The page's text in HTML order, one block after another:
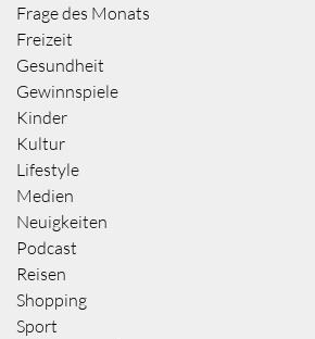
Frage des Monats
Freizeit
Gesundheit
Gewinnspiele
Kinder
Kultur
Lifestyle
Medien
Neuigkeiten
Podcast
Reisen
Shopping
Sport